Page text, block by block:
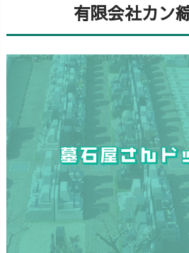
有限会社カン